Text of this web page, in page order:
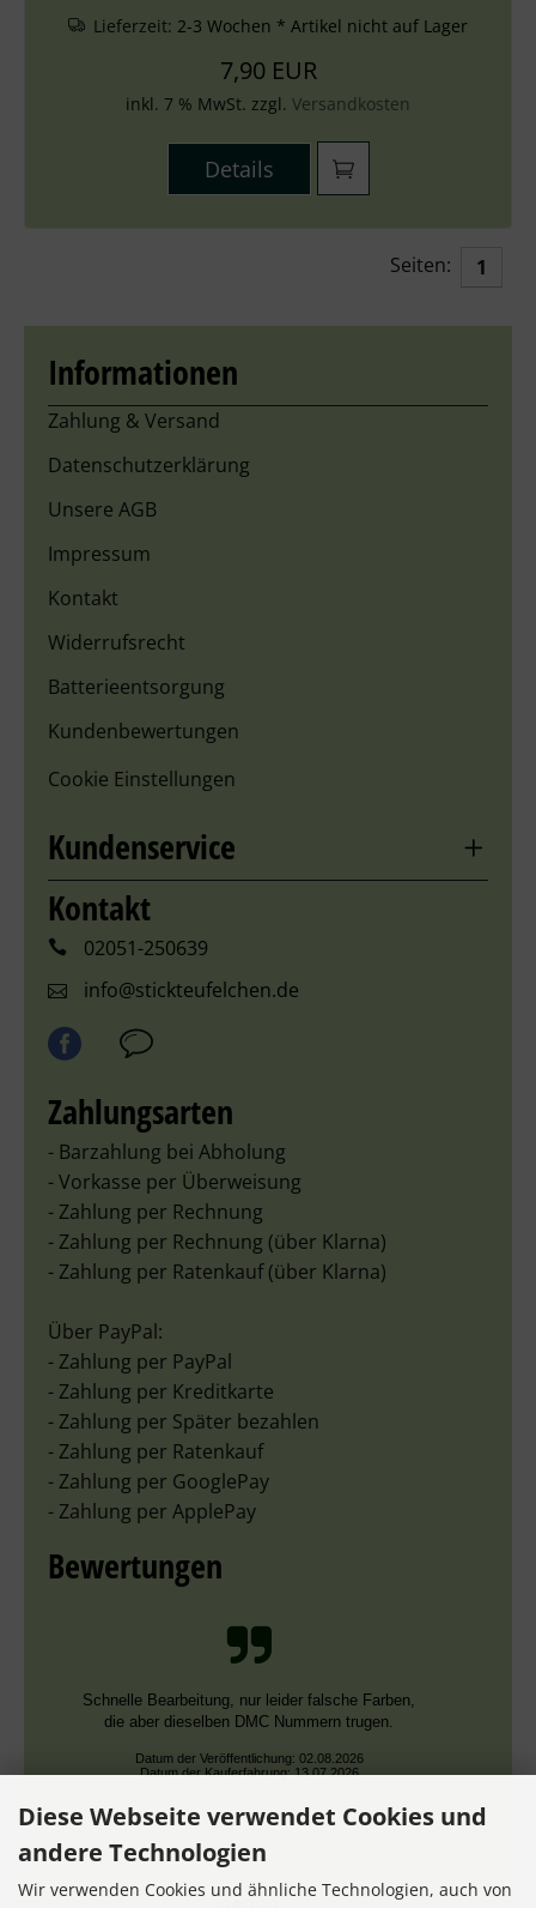
Lieferzeit: 2-3 Wochen * Artikel nicht auf Lager
7,90 EUR
inkl. 7 % MwSt. zzgl. Versandkosten
Details
Seiten: 1
Informationen
Zahlung & Versand
Datenschutzerklärung
Unsere AGB
Impressum
Kontakt
Widerrufsrecht
Batterieentsorgung
Kundenbewertungen
Cookie Einstellungen
Kundenservice
Kontakt
02051-250639
info@stickteufelchen.de
Zahlungsarten
- Barzahlung bei Abholung
- Vorkasse per Überweisung
- Zahlung per Rechnung
- Zahlung per Rechnung (über Klarna)
- Zahlung per Ratenkauf (über Klarna)
Über PayPal:
- Zahlung per PayPal
- Zahlung per Kreditkarte
- Zahlung per Später bezahlen
- Zahlung per Ratenkauf
- Zahlung per GooglePay
- Zahlung per ApplePay
Bewertungen
Schnelle Bearbeitung, nur leider falsche Farben,
die aber dieselben DMC Nummern trugen.
Datum der Veröffentlichung: 02.08.2026
Datum der Kauferfahrung: 13.07.2026
Diese Webseite verwendet Cookies und
andere Technologien
Wir verwenden Cookies und ähnliche Technologien, auch von